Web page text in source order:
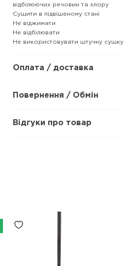
відбілюючих речовин та хлору
Сушити в підвішеному стані
Не віджимати
Не відбілювати
Не використовувати штучну сушку
Оплата / доставка
Повернення / Обмін
Відгуки про товар